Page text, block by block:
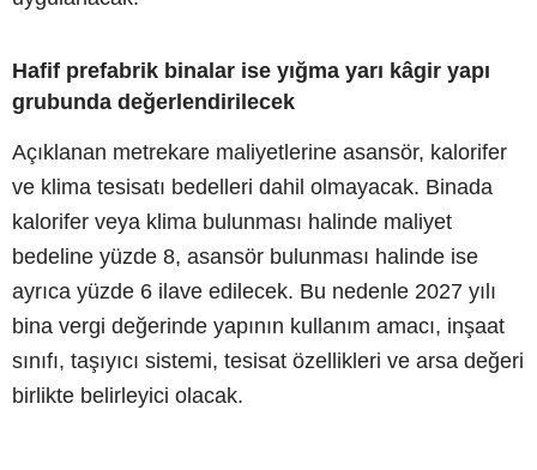
Hafif prefabrik binalar ise yığma yarı kâgir yapı
grubunda değerlendirilecek
Açıklanan metrekare maliyetlerine asansör, kalorifer
ve klima tesisatı bedelleri dahil olmayacak. Binada
kalorifer veya klima bulunması halinde maliyet
bedeline yüzde 8, asansör bulunması halinde ise
ayrıca yüzde 6 ilave edilecek. Bu nedenle 2027 yılı
bina vergi değerinde yapının kullanım amacı, inşaat
sınıfı, taşıyıcı sistemi, tesisat özellikleri ve arsa değeri
birlikte belirleyici olacak.